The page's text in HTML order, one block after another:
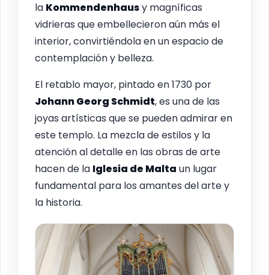
la Kommendenhausy magníficas
vidrieras que embellecieron aún más el
interior, convirtiéndola en un espacio de
contemplación y belleza.
El retablo mayor, pintado en 1730 por
Johann Georg Schmidt, es una de las
joyas artísticas que se pueden admirar en
este templo. La mezcla de estilos y la
atención al detalle en las obras de arte
hacen de la Iglesia de Malta un lugar
fundamental para los amantes del arte y
la historia.